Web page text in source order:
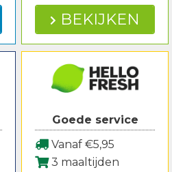
BEKIJKEN
Goede service
Vanaf €5,95
3 maaltijden